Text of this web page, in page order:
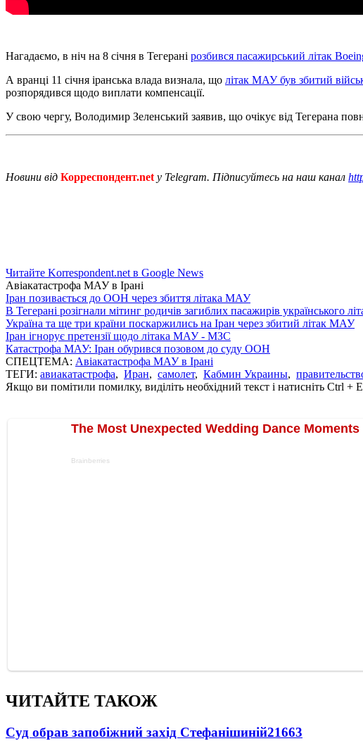
Нагадаємо, в ніч на 8 січня в Тегерані розбився пасажирський літак
А вранці 11 січня іранська влада визнала, що літак МАУ був збитий
розпорядився щодо виплати компенсації.
У свою чергу, Володимир Зеленський заявив, що очікує від Тегерана
Новини від Корреспондент.net у Telegram. Підписуйтесь на наш канал
Читайте Korrespondent.net в Google News
Авіакатастрофа МАУ в Ірані
Іран позивається до ООН через збиття літака МАУ
В Тегерані розігнали мітинг родичів загиблих пасажирів українського
Україна та ще три країни поскаржились на Іран через збитий літак МАУ
Іран ігнорує претензії щодо літака МАУ - МЗС
Катастрофа МАУ: Іран обурився позовом до суду ООН
СПЕЦТЕМА: Авіакатастрофа МАУ в Ірані
ТЕГИ: авиакатастрофа, Иран, самолет, Кабмин Украины,
Якщо ви помітили помилку, виділіть необхідний текст і натисніть Ctrl
ЧИТАЙТЕ ТАКОЖ
Суд обрав запобіжний захід Стефанішиній21663